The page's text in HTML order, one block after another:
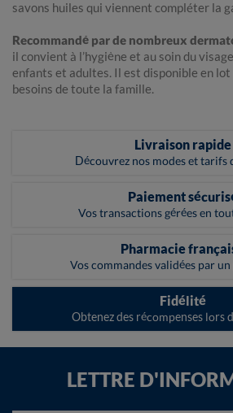
savons huiles qui viennent compléter la
Recommandé par de nombreux
il convient à l’hygiène et au soin du
enfants et adultes. Il est disponible en
besoins de toute la famille.
Livraison rapide
Découvrez nos modes et tarifs
Paiement
Vos transactions gérées en
Pharmacie
Vos commandes validées par
Fidélité
Obtenez des récompenses lors
LETTRE